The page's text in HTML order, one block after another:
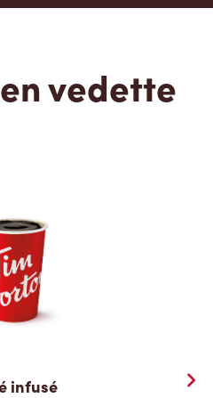
vedette
infusé